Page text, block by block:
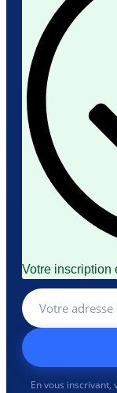
Votre inscription
En vous inscrivant,